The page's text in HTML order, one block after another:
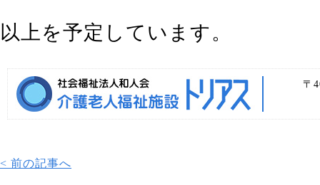
以上を予定しています。
〒
< 前の記事へ